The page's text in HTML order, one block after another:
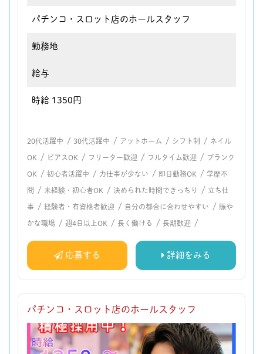
パチンコ・スロット店のホールスタッフ
勤務地
給与
時給 1350円
20代活躍中 / 30代活躍中 / アットホーム / シフト制 / ネイル
OK / ピアスOK / フリーター歓迎 / フルタイム歓迎 / ブランク
OK / 初心者活躍中 / 力仕事が少ない / 即日勤務OK / 学歴不
問 / 未経験・初心者OK / 決められた時間できっちり / 立ち仕
事 / 経験者・有資格者歓迎 / 自分の都合に合わせやすい / 賑や
かな職場 / 週4日以上OK / 長く働ける / 長期歓迎 /
応募する 詳細をみる
パチンコ・スロット店のホールスタッフ